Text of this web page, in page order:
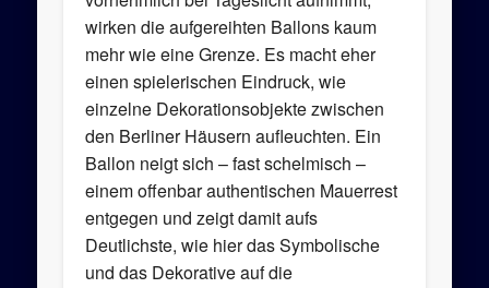
wirken die aufgereihten Ballons kaum
mehr wie eine Grenze. Es macht eher
einen spielerischen Eindruck, wie
einzelne Dekorationsobjekte zwischen
den Berliner Häusern aufleuchten. Ein
Ballon neigt sich – fast schelmisch –
einem offenbar authentischen Mauerrest
entgegen und zeigt damit aufs
Deutlichste, wie hier das Symbolische
und das Dekorative auf die